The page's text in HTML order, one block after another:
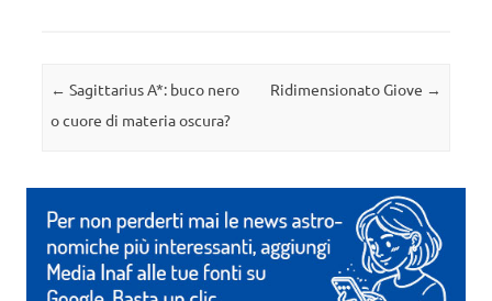
Navigazione articolo
← Sagittarius A*: buco nero
o cuore di materia oscura?
Ridimensionato Giove →